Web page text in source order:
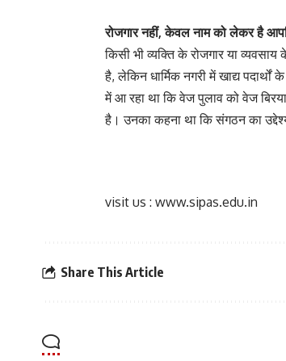
रोजगार नहीं, केवल नाम को लेकर है
किसी भी व्यक्ति के रोजगार या
है, लेकिन धार्मिक नगरी में खाद्य
में आ रहा था कि वेज पुलाव को वेज
है। उनका कहना था कि संगठन का
visit us : www.sipas.edu.in
Share This Article